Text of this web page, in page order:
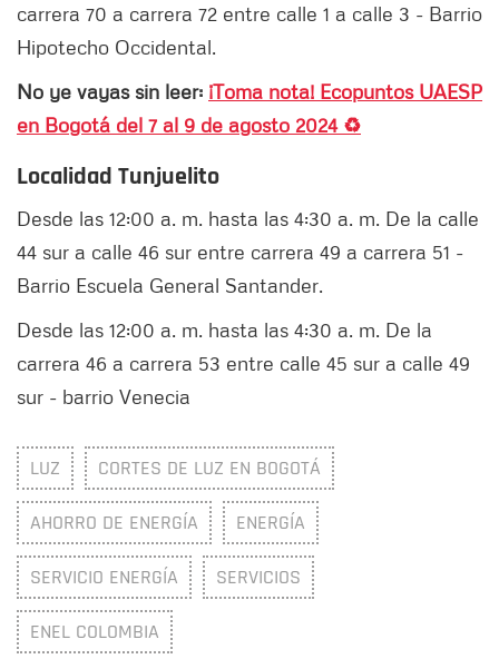
carrera 70 a carrera 72 entre calle 1 a calle 3 - Barrio
Hipotecho Occidental.
No ye vayas sin leer: ¡Toma nota! Ecopuntos UAESP
en Bogotá del 7 al 9 de agosto 2024 ♻️
Localidad Tunjuelito
Desde las 12:00 a. m. hasta las 4:30 a. m. De la calle
44 sur a calle 46 sur entre carrera 49 a carrera 51 -
Barrio Escuela General Santander.
Desde las 12:00 a. m. hasta las 4:30 a. m. De la
carrera 46 a carrera 53 entre calle 45 sur a calle 49
sur - barrio Venecia
LUZ CORTES DE LUZ EN BOGOTÁ
AHORRO DE ENERGÍA ENERGÍA
SERVICIO ENERGÍA SERVICIOS
ENEL COLOMBIA